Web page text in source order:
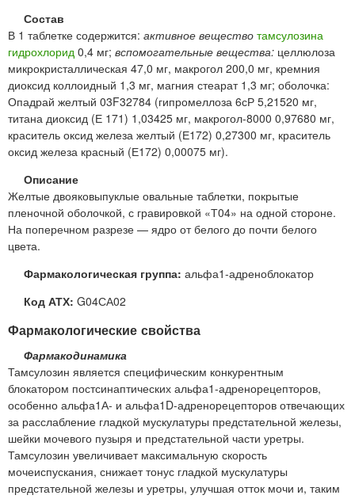
Состав
В 1 таблетке содержится: активное вещество тамсулозина
гидрохлорид 0,4 мг; вспомогательные вещества: целлюлоза
микрокристаллическая 47,0 мг, макрогол 200,0 мг, кремния
диоксид коллоидный 1,3 мг, магния стеарат 1,3 мг; оболочка:
Опадрай желтый 03F32784 (гипромеллоза 6сР 5,21520 мг,
титана диоксид (Е 171) 1,03425 мг, макрогол-8000 0,97680 мг,
краситель оксид железа желтый (Е172) 0,27300 мг, краситель
оксид железа красный (Е172) 0,00075 мг).
Описание
Желтые двояковыпуклые овальные таблетки, покрытые
пленочной оболочкой, с гравировкой «Т04» на одной стороне.
На поперечном разрезе — ядро от белого до почти белого
цвета.
Фармакологическая группа: альфа1-адреноблокатор
Код АТХ: G04СА02
Фармакологические свойства
Фармакодинамика
Тамсулозин является специфическим конкурентным
блокатором постсинаптических альфа1-адренорецепторов,
особенно альфа1А- и альфа1D-адренорецепторов отвечающих
за расслабление гладкой мускулатуры предстательной железы,
шейки мочевого пузыря и предстательной части уретры.
Тамсулозин увеличивает максимальную скорость
мочеиспускания, снижает тонус гладкой мускулатуры
предстательной железы и уретры, улучшая отток мочи и, таким